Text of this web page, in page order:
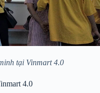
tại Vinmart 4.0
4.0